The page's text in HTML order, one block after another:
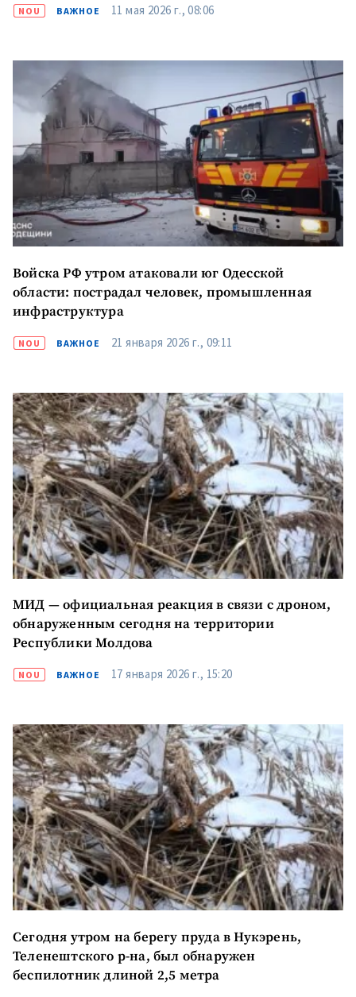
Отправить
информацию
О ZDG
în Română in English
NOU ВАЖНОЕ 11 мая 2026 г., 08:06
Войска РФ утром атаковали юг Одесской
области: пострадал человек, промышленная
инфраструктура
NOU ВАЖНОЕ 21 января 2026 г., 09:11
МИД — официальная реакция в связи с дроном,
обнаруженным сегодня на территории
Республики Молдова
NOU ВАЖНОЕ 17 января 2026 г., 15:20
Сегодня утром на берегу пруда в Нукэрень,
Теленештского р-на, был обнаружен
беспилотник длиной 2,5 метра